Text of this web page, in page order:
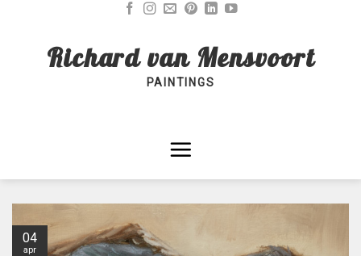
Richard van Mensvoort
PAINTINGS
04
apr